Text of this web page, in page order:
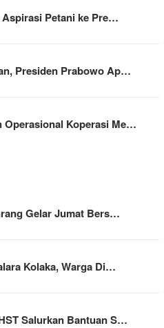
Petani ke Pre…
Presiden Prabowo Ap…
Operasional Koperasi Me…
Gelar Jumat Bers…
Kolaka, Warga Di…
Salurkan Bantuan S…